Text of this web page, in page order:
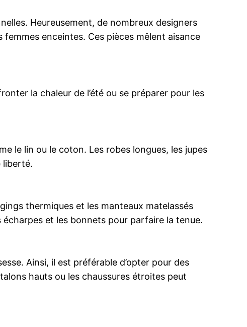
Heureusement, de nombreux designers
enceintes. Ces pièces mêlent aisance
la chaleur de l’été ou se préparer pour les
le lin ou le coton. Les robes longues, les jupes
liberté.
thermiques et les manteaux matelassés
et les bonnets pour parfaire la tenue.
Ainsi, il est préférable d’opter pour des
hauts ou les chaussures étroites peut